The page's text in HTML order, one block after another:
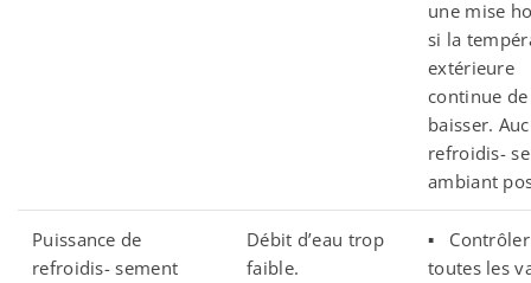
une mise
si la
extérieure
continue de
baisser.
refroidis-
ambiant
Puissance de
refroidis- sement
Débit d’eau trop
faible.
▪
toutes les